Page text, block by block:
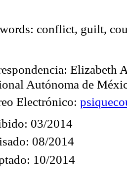
conflict, guilt,
Elizabeth
Autónoma de
Electrónico:
03/2014
08/2014
10/2014